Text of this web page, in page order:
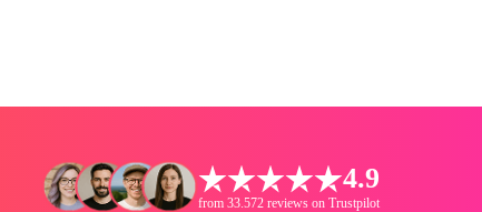
4.9
from 33.572 reviews on Trustpilot